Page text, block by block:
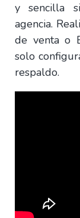
y sencilla
agencia.
de venta o
solo
respaldo.